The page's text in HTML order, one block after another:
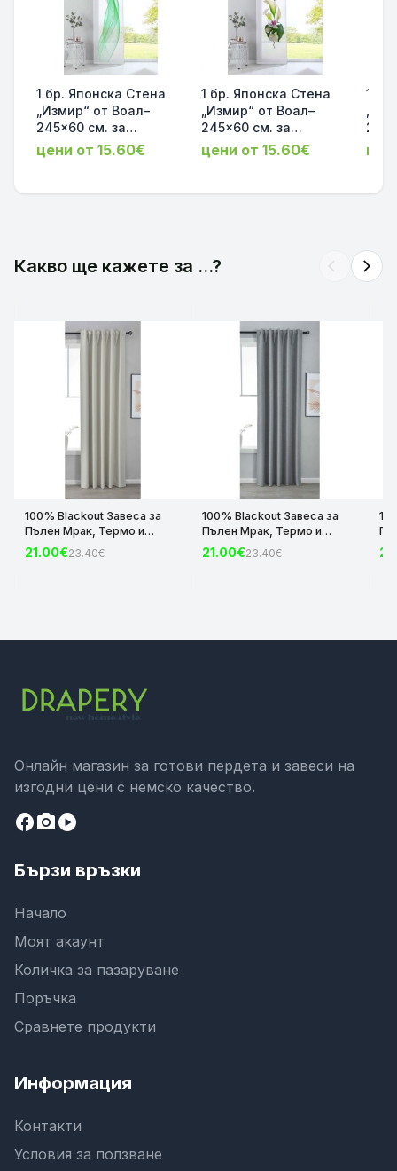
1 бр. Японска Стена
„Измир“ от Воал–
245x60 см. за
обикновена релса,
принт Зелена Вълна с
окачване
цени от 15.60€
1 бр. Японска Стена
„Измир“ от Воал–
245x60 см. за
обикновена релса,
принт Бяла Орхидея с
окачване
цени от 15.60€
1
Какво ще кажете за ...? arrow_back_ios arrow_forward_ios
100% Blackout Завеса за
Пълен Мрак, Термо и
Шумоизолираща с коланче
цвят Крем, 175х140 и
21.00€23.40€
100% Blackout Завеса за
Пълен Мрак, Термо и
Шумоизолираща с коланче
цвят Сив, 175х140 и
21.00€23.40€
Онлайн магазин за готови пердета и завеси на
изгодни цени с немско качество.
facebookcamera_altplay_circle
Бързи връзки
Начало
Моят акаунт
Количка за пазаруване
Поръчка
Сравнете продукти
Информация
Контакти
Условия за ползване